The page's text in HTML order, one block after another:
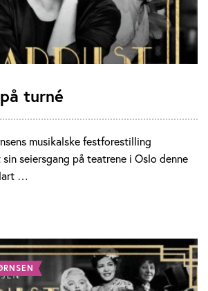
turné
musikalske festforestilling
sin seiersgang på teatrene i Oslo denne
…